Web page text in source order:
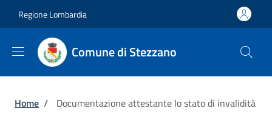
Regione Lombardia
Comune di Stezzano
Briciole di pane
Home / Documentazione attestante lo stato di invalidità